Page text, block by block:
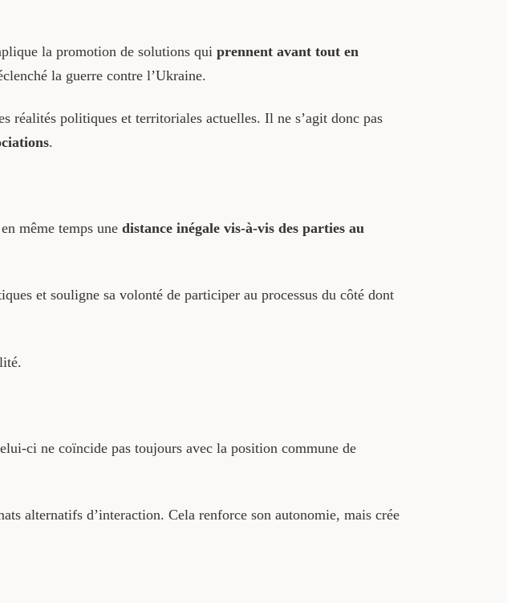
la promotion de solutions qui prennent avant tout en
la guerre contre l’Ukraine.
réalités politiques et territoriales actuelles. Il ne s’agit donc pas
.
même temps une distance inégale vis-à-vis des parties au
et souligne sa volonté de participer au processus du côté dont
ci ne coïncide pas toujours avec la position commune de
alternatifs d’interaction. Cela renforce son autonomie, mais crée